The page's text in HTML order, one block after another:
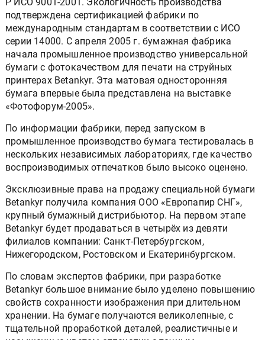
подтверждена сертификацией фабрики по
международным стандартам в соответствии с ИСО
серии 14000. С апреля 2005 г. бумажная фабрика
начала промышленное производство универсальной
бумаги с фотокачеством для печати на струйных
принтерах Betankyr. Эта матовая односторонняя
бумага впервые была представлена на выставке
«Фотофорум-2005».
По информации фабрики, перед запуском в
промышленное производство бумага тестировалась в
нескольких независимых лабораториях, где качество
воспроизводимых отпечатков было высоко оценено.
Эксклюзивные права на продажу специальной бумаги
Betankyr получила компания ООО «Европапир СНГ»,
крупный бумажный дистрибьютор. На первом этапе
Betankyr будет продаваться в четырёх из девяти
филиалов компании: Санкт-Петербургском,
Нижегородском, Ростовском и Екатеринбургском.
По словам экспертов фабрики, при разработке
Betankyr большое внимание было уделено повышению
свойств сохранности изображения при длительном
хранении. На бумаге получаются великолепные, с
тщательной проработкой деталей, реалистичные и